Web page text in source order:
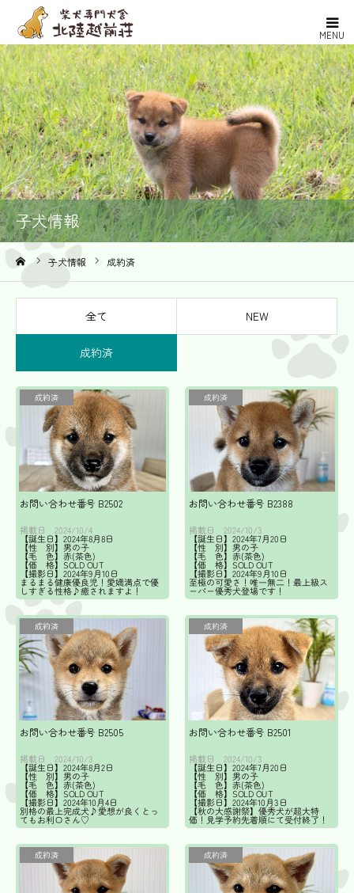
MENU
子犬情報
子犬情報 成約済
全て NEW
成約済
成約済
お問い合わせ番号 B2502
掲載日2024/10/4
【誕生日】2024年8月8日
【性 別】男の子
【毛 色】赤(茶色)
【価 格】SOLD OUT
【撮影日】2024年9月10日
まるまる健康優良児！愛嬌満点で優
しすぎる性格♪癒されますよ！
成約済
お問い合わせ番号 B2388
掲載日2024/10/3
【誕生日】2024年7月20日
【性 別】男の子
【毛 色】赤(茶色)
【価 格】SOLD OUT
【撮影日】2024年9月10日
至極の可愛さ！唯一無二！最上級ス
ーパー優秀犬登場です！
成約済
お問い合わせ番号 B2505
掲載日2024/10/3
【誕生日】2024年8月2日
【性 別】男の子
【毛 色】赤(茶色)
【価 格】SOLD OUT
【撮影日】2024年10月4日
別格の最上完成犬♪愛想が良くとっ
てもお利口さん♡
成約済
お問い合わせ番号 B2501
掲載日2024/10/3
【誕生日】2024年7月20日
【性 別】男の子
【毛 色】赤(茶色)
【価 格】SOLD OUT
【撮影日】2024年10月3日
【秋の大感謝祭】優秀犬が超大特
価！見学予約先着順にて受付終了！
成約済 成約済
ホーム
北陸越前荘とは
ブリーダー紹介
子犬情報
取引の流れ
お問い合わせ